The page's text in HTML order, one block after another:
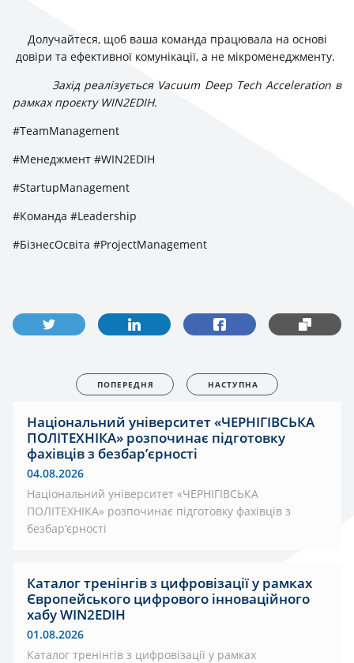
Долучайтеся, щоб ваша команда працювала на основі
довіри та ефективної комунікації, а не мікроменеджменту.
Захід реалізується Vacuum Deep Tech Acceleration в
рамках проєкту WIN2EDIH.
#TeamManagement
#Менеджмент #WIN2EDIH
#StartupManagement
#Команда #Leadership
#БізнесОсвіта #ProjectManagement
ПОПЕРЕДНЯ НАСТУПНА
Національний університет «ЧЕРНІГІВСЬКА
ПОЛІТЕХНІКА» розпочинає підготовку
фахівців з безбар’єрності
04.08.2026
Національний університет «ЧЕРНІГІВСЬКА
ПОЛІТЕХНІКА» розпочинає підготовку фахівців з
безбар’єрності
Каталог тренінгів з цифровізації у рамках
Європейського цифрового інноваційного
хабу WIN2EDIH
01.08.2026
Каталог тренінгів з цифровізації у рамках